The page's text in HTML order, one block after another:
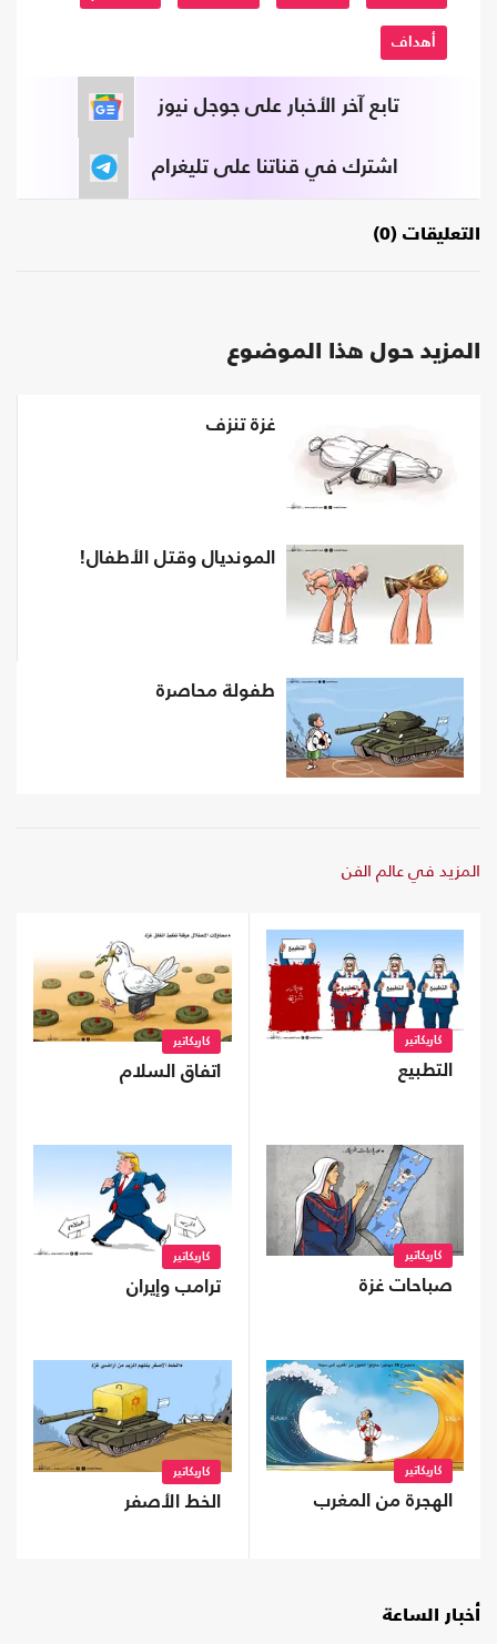
أهداف
تابع آخر الأخبار على جوجل نيوز
اشترك في قناتنا على تليغرام
التعليقات (0)
المزيد حول هذا الموضوع
غزة تنزف
المونديال وقتل الأطفال!
طفولة محاصرة
المزيد في عالم الفن
كاريكاتير
التطبيع
كاريكاتير
اتفاق السلام
كاريكاتير
صباحات غزة
كاريكاتير
ترامب وإيران
كاريكاتير
الهجرة من المغرب
كاريكاتير
الخط الأصفر
أخبار الساعة